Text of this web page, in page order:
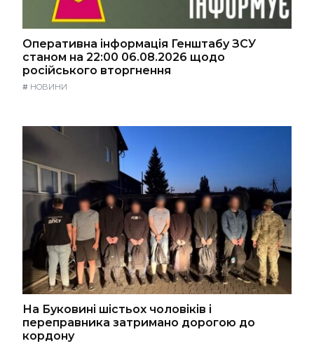
Оперативна інформація Генштабу ЗСУ
станом на 22:00 06.08.2026 щодо
російського вторгнення
# НОВИНИ
На Буковині шістьох чоловіків і
переправника затримано дорогою до
кордону